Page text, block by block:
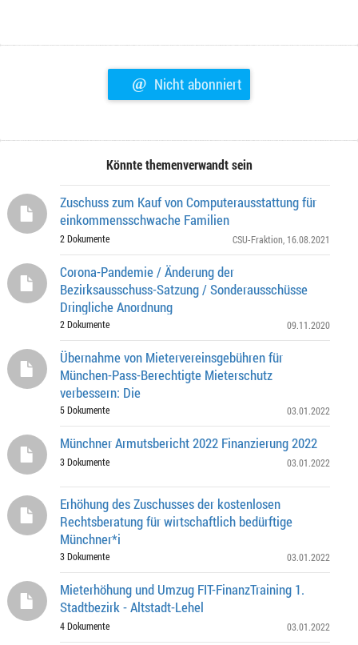
@ Nicht abonniert
Könnte themenverwandt sein
Zuschuss zum Kauf von Computerausstattung für
einkommensschwache Familien
2 Dokumente CSU-Fraktion , 16.08.2021
Corona-Pandemie / Änderung der
Bezirksausschuss-Satzung / Sonderausschüsse
Dringliche Anordnung
2 Dokumente 09.11.2020
Übernahme von Mietervereinsgebühren für
München-Pass-Berechtigte Mieterschutz
verbessern: Die
5 Dokumente 03.01.2022
Münchner Armutsbericht 2022 Finanzierung 2022
3 Dokumente 03.01.2022
Erhöhung des Zuschusses der kostenlosen
Rechtsberatung für wirtschaftlich bedürftige
Münchner*i
3 Dokumente 03.01.2022
Mieterhöhung und Umzug FIT-FinanzTraining 1.
Stadtbezirk - Altstadt-Lehel
4 Dokumente 03.01.2022